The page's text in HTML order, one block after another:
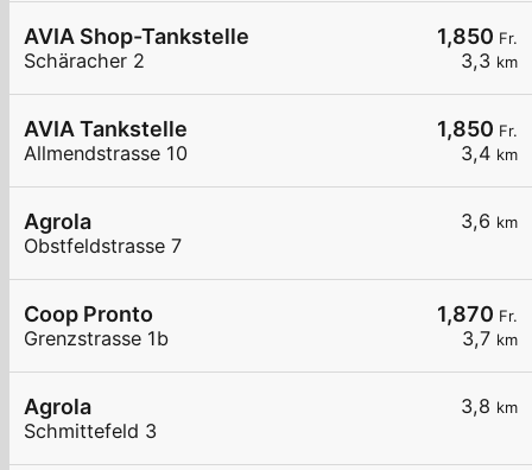
1,850 Fr.
3,3 km
AVIA Shop-Tankstelle
Schäracher 2
1,850 Fr.
3,4 km
AVIA Tankstelle
Allmendstrasse 10
3,6 km
Agrola
Obstfeldstrasse 7
1,870 Fr.
3,7 km
Coop Pronto
Grenzstrasse 1b
3,8 km
Agrola
Schmittefeld 3